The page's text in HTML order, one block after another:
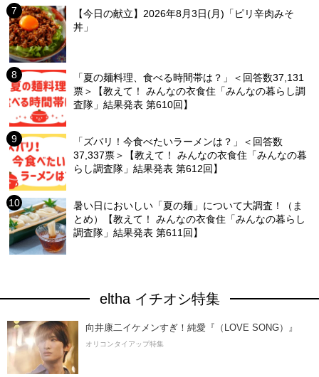
【今日の献立】2026年8月3日(月)「ピリ辛肉みそ
丼」
「夏の麺料理、食べる時間帯は？」＜回答数37,131
票＞【教えて！ みんなの衣食住「みんなの暮らし調
査隊」結果発表 第610回】
「ズバリ！今食べたいラーメンは？」＜回答数
37,337票＞【教えて！ みんなの衣食住「みんなの暮
らし調査隊」結果発表 第612回】
暑い日においしい「夏の麺」について大調査！（ま
とめ）【教えて！ みんなの衣食住「みんなの暮らし
調査隊」結果発表 第611回】
eltha イチオシ特集
向井康二イケメンすぎ！純愛『（LOVE SONG）』
オリコンタイアップ特集